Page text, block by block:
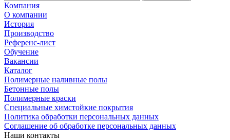
Компания
О компании
История
Производство
Референс-лист
Обучение
Вакансии
Каталог
Полимерные наливные полы
Бетонные полы
Полимерные краски
Специальные химстойкие покрытия
Политика обработки персональных данных
Cоглашение об обработке персональных данных
Наши контакты